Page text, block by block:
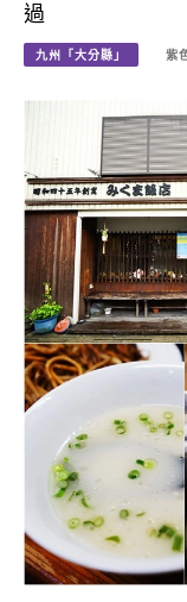
過
九州「大分縣」 紫